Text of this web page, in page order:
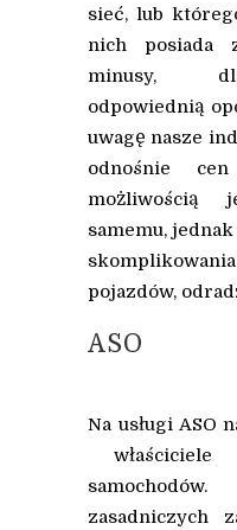
sieć, lub
nich posiada
minusy,
odpowiednią
uwagę nasze
odnośnie
możliwością
samemu,
pojazdów,
ASO
Na usługi ASO
właściciele
zasadniczych